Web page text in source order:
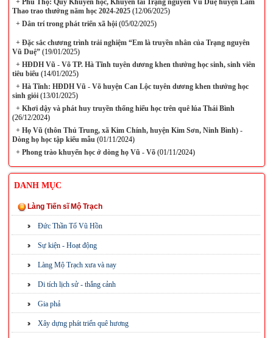
+Phú Thọ: Quỹ Khuyến học, Khuyến tài Trạng nguyên Vũ Duệ huyện Lâm
Thao trao thưởng năm học 2024-2025(12/06/2025)
+Dân trí trong phát triển xã hội(05/02/2025)
+Đặc sắc chương trình trải nghiệm “Em là truyền nhân của Trạng nguyên
Vũ Duệ”(19/01/2025)
+HĐDH Vũ - Võ TP. Hà Tĩnh tuyên dương khen thưởng học sinh, sinh viên
tiêu biểu(14/01/2025)
+Hà Tĩnh: HĐDH Vũ - Võ huyện Can Lộc tuyên dương khen thưởng học
sinh giỏi(13/01/2025)
+Khơi dậy và phát huy truyền thống hiếu học trên quê lúa Thái Bình
(26/12/2024)
+Họ Vũ (thôn Thủ Trung, xã Kim Chính, huyện Kim Sơn, Ninh Bình) -
Dòng họ học tập kiểu mẫu(01/11/2024)
+Phong trào khuyến học ở dòng họ Vũ - Võ(01/11/2024)
DANH MỤC
Làng Tiến sĩ Mộ Trạch
Đức Thần Tổ Vũ Hồn
Sự kiện - Hoạt động
Làng Mộ Trạch xưa và nay
Di tích lịch sử - thắng cảnh
Gia phả
Xây dựng phát triển quê hương